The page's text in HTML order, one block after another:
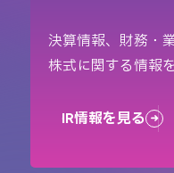
決算情報、財務・
株式に関する情報
IR情報を見る